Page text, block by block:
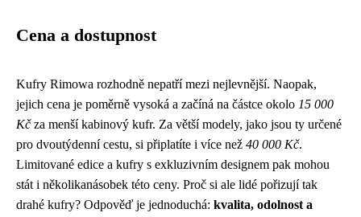
Cena a dostupnost
Kufry Rimowa rozhodně nepatří mezi nejlevnější. Naopak,
jejich cena je poměrně vysoká a začíná na částce okolo 15 000
Kčza menší kabinový kufr. Za větší modely, jako jsou ty určené
pro dvoutýdenní cestu, si připlatíte i více než 40 000 Kč.
Limitované edice a kufry s exkluzivním designem pak mohou
stát i několikanásobek této ceny. Proč si ale lidé pořizují tak
drahé kufry? Odpověď je jednoduchá: kvalita, odolnost a